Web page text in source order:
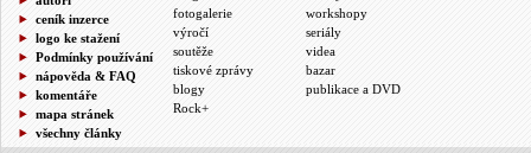
ceník inzerce
logo ke stažení
Podmínky používání
nápověda & FAQ
komentáře
mapa stránek
všechny články
fotogalerie
výročí
soutěže
tiskové zprávy
blogy
Rock+
workshopy
seriály
videa
bazar
publikace a DVD